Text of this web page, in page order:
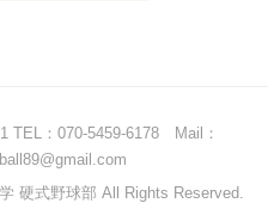
TEL：070-5459-6178 Mail：
硬式野球部 All Rights Reserved.